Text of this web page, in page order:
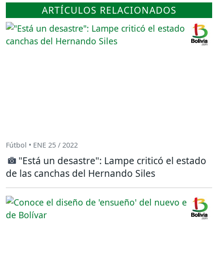
ARTÍCULOS RELACIONADOS
Fútbol • ENE 25 / 2022
"Está un desastre": Lampe criticó el estado
de las canchas del Hernando Siles